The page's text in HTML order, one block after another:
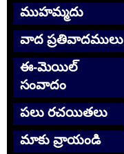
ముహమ్మదు
వాద ప్రతివాదములు
ఈ-మెయిల్
సంవాదం
పలు రచయితలు
మాకు వ్రాయండి